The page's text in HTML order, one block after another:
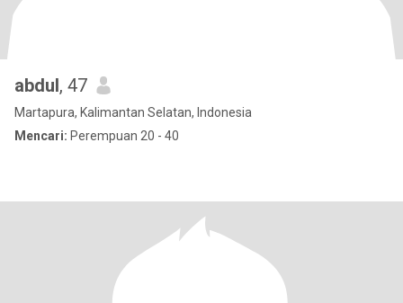
abdul, 47
Martapura, Kalimantan Selatan, Indonesia
Mencari: Perempuan 20 - 40